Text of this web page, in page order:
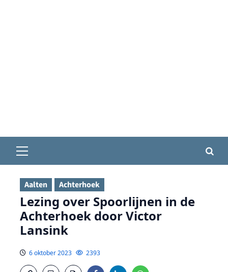
menu
Aalten Achterhoek
Lezing over Spoorlijnen in de
Achterhoek door Victor
Lansink
6 oktober 2023 2393